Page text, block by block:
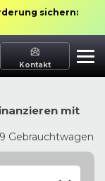
sichern:
Kontakt
mit
Gebrauchtwagen